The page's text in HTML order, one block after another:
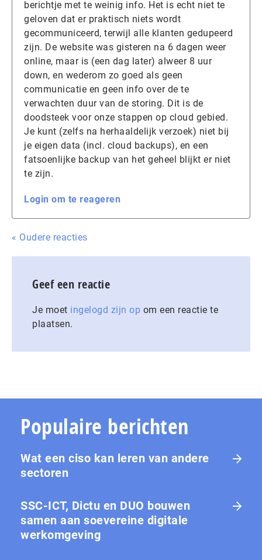
berichtje met te weinig info. Het is echt niet te
geloven dat er praktisch niets wordt
gecommuniceerd, terwijl alle klanten gedupeerd
zijn. De website was gisteren na 6 dagen weer
online, maar is (een dag later) alweer 8 uur
down, en wederom zo goed als geen
communicatie en geen info over de te
verwachten duur van de storing. Dit is de
doodsteek voor onze stappen op cloud gebied.
Je kunt (zelfs na herhaaldelijk verzoek) niet bij
je eigen data (incl. cloud backups), en een
fatsoenlijke backup van het geheel blijkt er niet
te zijn.
Login om te reageren
« Oudere reacties
Geef een reactie
Je moet ingelogd zijn op om een reactie te
plaatsen.
Populaire berichten
Wat een ciso kan leren van andere
sectoren
SSC-ICT, Dictu en DUO bouwen
samen aan soevereine digitale
werkomgeving